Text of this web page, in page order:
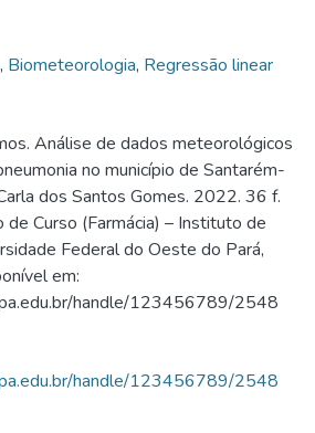
, Biometeorologia, Regressão linear
Análise de dados meteorológicos
no município de Santarém-
dos Santos Gomes. 2022. 36 f.
de Curso (Farmácia) – Instituto de
Federal do Oeste do Pará,
em:
handle/123456789/2548
handle/123456789/2548